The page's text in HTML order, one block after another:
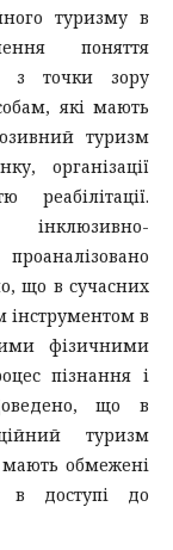
туризму в
поняття
з точки зору
які мають
туризм
організації
що в сучасних
інструментом в
фізичними
пізнання і
Доведено, що в
туризм
обмежені
в доступі до